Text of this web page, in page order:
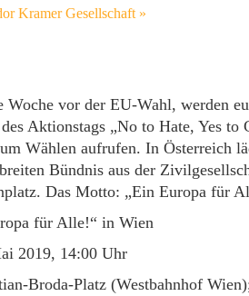
Kramer Gesellschaft »
vor der EU-Wahl, werden
Aktionstags „No to Hate, Yes
Wählen aufrufen. In Österreich
Bündnis aus der
Das Motto: „Ein Europa für
für Alle!“ in Wien
2019, 14:00 Uhr
Broda-Platz (Westbahnhof